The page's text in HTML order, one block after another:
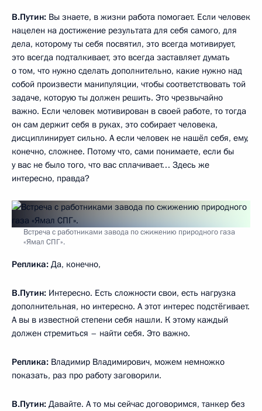
В.Путин: Вы знаете, в жизни работа помогает. Если человек
нацелен на достижение результата для себя самого, для
дела, которому ты себя посвятил, это всегда мотивирует,
это всегда подталкивает, это всегда заставляет думать
о том, что нужно сделать дополнительно, какие нужно над
собой произвести манипуляции, чтобы соответствовать той
задаче, которую ты должен решить. Это чрезвычайно
важно. Если человек мотивирован в своей работе, то тогда
он сам держит себя в руках, это собирает человека,
дисциплинирует сильно. А если человек не нашёл себя, ему,
конечно, сложнее. Потому что, сами понимаете, если бы
у вас не было того, что вас сплачивает… Здесь же
интересно, правда?
Встреча с работниками завода по сжижению природного газа
«Ямал СПГ».
Реплика: Да, конечно,
В.Путин: Интересно. Есть сложности свои, есть нагрузка
дополнительная, но интересно. А этот интерес подстёгивает.
А вы в известной степени себя нашли. К этому каждый
должен стремиться – найти себя. Это важно.
Реплика: Владимир Владимирович, можем немножко
показать, раз про работу заговорили.
В.Путин: Давайте. А то мы сейчас договоримся, танкер без